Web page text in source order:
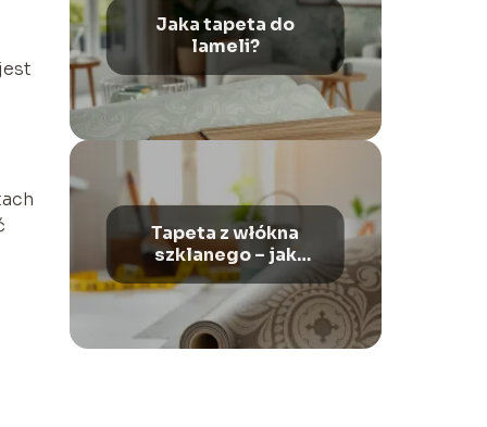
Jaka tapeta do
lameli?
Tapeta z włókna
szklanego – jak
kłaść?